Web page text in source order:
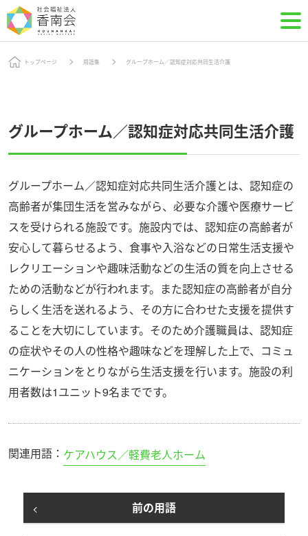
トップページ 用語集 グループホーム／認知症対応共同生活介護
グループホーム／認知症対応共同生活介護
グループホーム／認知症対応共同生活介護とは、認知症の
高齢者が集団生活を営みながら、必要な介護や医療サービ
スを受けられる施設です。施設内では、認知症の高齢者が
安心して暮らせるよう、食事や入浴などの日常生活支援や
レクリエーションや趣味活動などの生活の質を向上させる
ための活動などが行われます。また認知症の高齢者が自分
らしく生活を送れるよう、その方に合わせた支援を提供す
ることを大切にしています。そのため介護職員は、認知症
の症状やその人の性格や趣味などを理解した上で、コミュ
ニケーションをとりながら生活支援を行います。施設の利
用者数は1ユニット9名までです。
関連用語： ケアハウス／軽費老人ホーム
前の用語